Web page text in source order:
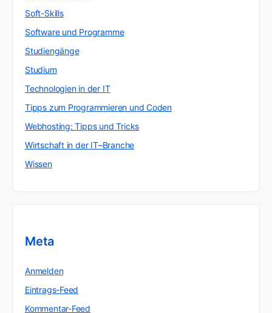
Soft-Skills
Software und Programme
Studiengänge
Studium
Technologien in der IT
Tipps zum Programmieren und Coden
Webhosting: Tipps und Tricks
Wirtschaft in der IT–Branche
Wissen
Meta
Anmelden
Eintrags-Feed
Kommentar-Feed